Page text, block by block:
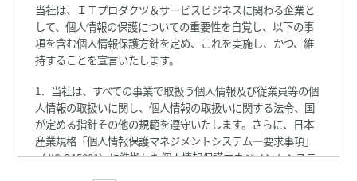
当社は、ＩＴプロダクツ＆サービスビジネスに関わる企業と
して、個人情報の保護についての重要性を自覚し、以下の事
項を含む個人情報保護方針を定め、これを実施し、かつ、維
持することを宣言いたします。
1．当社は、すべての事業で取扱う個人情報及び従業員等の個
人情報の取扱いに関し、個人情報の取扱いに関する法令、国
が定める指針その他の規範を遵守いたします。さらに、日本
産業規格「個人情報保護マネジメントシステム―要求事項」
（JIS Q15001）に準拠した個人情報保護マネジメントシステ